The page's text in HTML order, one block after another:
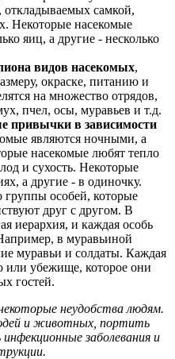
самкой,
Некоторые насекомые
яиц, а другие - несколько
видов насекомых,
окраске, питанию и
на множество отрядов,
пчел, осы, муравьев и т.д.
привычки в зависимости
являются ночными, а
насекомые любят тепло
и сухость. Некоторые
а другие - в одиночку.
группы особей, которые
друг с другом. В
иерархия, и каждая особь
в муравьиной
муравьи и солдаты. Каждая
или убежище, которое они
гостей.
неудобства людям.
и животных, портить
заболевания и